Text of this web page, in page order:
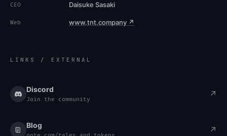
CEO Daisuke Sasaki
Web www.tnt.company ↗
LINKS / EXTERNAL
Discord
Join the community
↗
Blog ↗